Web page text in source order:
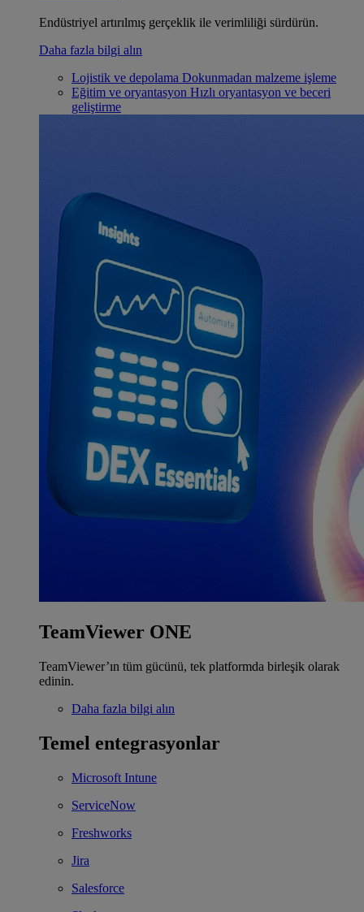
Endüstriyel artırılmış gerçeklik ile verimliliği sürdürün.
Daha fazla bilgi alın
Lojistik ve depolama Dokunmadan malzeme işleme
Eğitim ve oryantasyon Hızlı oryantasyon ve beceri
geliştirme
TeamViewer ONE
TeamViewer’ın tüm gücünü, tek platformda birleşik olarak
edinin.
Daha fazla bilgi alın
Temel entegrasyonlar
Microsoft Intune
ServiceNow
Freshworks
Jira
Salesforce